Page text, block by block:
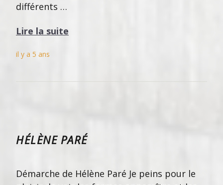
différents …
Lire la suite
il y a 5 ans
HÉLÈNE PARÉ
Démarche de Hélène Paré Je peins pour le